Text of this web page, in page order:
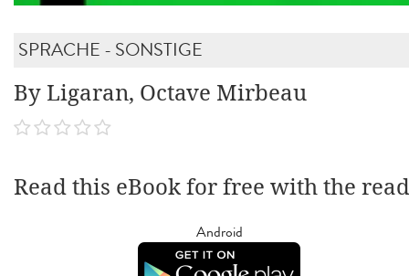
SPRACHE - SONSTIGE
By Ligaran, Octave Mirbeau
Read this eBook for free with the
Android